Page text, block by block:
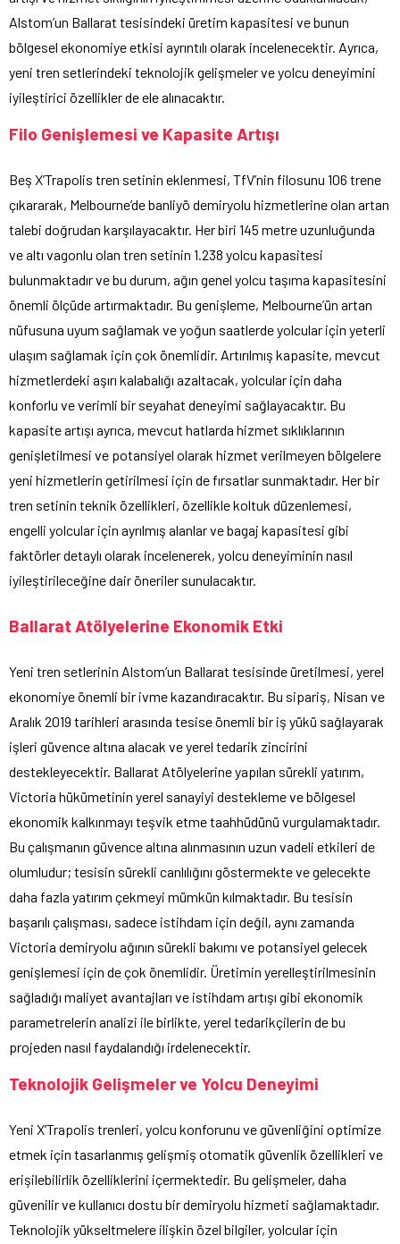
Alstom’un Ballarat tesisindeki üretim kapasitesi ve bunun
bölgesel ekonomiye etkisi ayrıntılı olarak incelenecektir. Ayrıca,
yeni tren setlerindeki teknolojik gelişmeler ve yolcu deneyimini
iyileştirici özellikler de ele alınacaktır.
Filo Genişlemesi ve Kapasite Artışı
Beş X’Trapolis tren setinin eklenmesi, TfV’nin filosunu 106 trene
çıkararak, Melbourne’de banliyö demiryolu hizmetlerine olan artan
talebi doğrudan karşılayacaktır. Her biri 145 metre uzunluğunda
ve altı vagonlu olan tren setinin 1.238 yolcu kapasitesi
bulunmaktadır ve bu durum, ağın genel yolcu taşıma kapasitesini
önemli ölçüde artırmaktadır. Bu genişleme, Melbourne’ün artan
nüfusuna uyum sağlamak ve yoğun saatlerde yolcular için yeterli
ulaşım sağlamak için çok önemlidir. Artırılmış kapasite, mevcut
hizmetlerdeki aşırı kalabalığı azaltacak, yolcular için daha
konforlu ve verimli bir seyahat deneyimi sağlayacaktır. Bu
kapasite artışı ayrıca, mevcut hatlarda hizmet sıklıklarının
genişletilmesi ve potansiyel olarak hizmet verilmeyen bölgelere
yeni hizmetlerin getirilmesi için de fırsatlar sunmaktadır. Her bir
tren setinin teknik özellikleri, özellikle koltuk düzenlemesi,
engelli yolcular için ayrılmış alanlar ve bagaj kapasitesi gibi
faktörler detaylı olarak incelenerek, yolcu deneyiminin nasıl
iyileştirileceğine dair öneriler sunulacaktır.
Ballarat Atölyelerine Ekonomik Etki
Yeni tren setlerinin Alstom’un Ballarat tesisinde üretilmesi, yerel
ekonomiye önemli bir ivme kazandıracaktır. Bu sipariş, Nisan ve
Aralık 2019 tarihleri arasında tesise önemli bir iş yükü sağlayarak
işleri güvence altına alacak ve yerel tedarik zincirini
destekleyecektir. Ballarat Atölyelerine yapılan sürekli yatırım,
Victoria hükümetinin yerel sanayiyi destekleme ve bölgesel
ekonomik kalkınmayı teşvik etme taahhüdünü vurgulamaktadır.
Bu çalışmanın güvence altına alınmasının uzun vadeli etkileri de
olumludur; tesisin sürekli canlılığını göstermekte ve gelecekte
daha fazla yatırım çekmeyi mümkün kılmaktadır. Bu tesisin
başarılı çalışması, sadece istihdam için değil, aynı zamanda
Victoria demiryolu ağının sürekli bakımı ve potansiyel gelecek
genişlemesi için de çok önemlidir. Üretimin yerelleştirilmesinin
sağladığı maliyet avantajları ve istihdam artışı gibi ekonomik
parametrelerin analizi ile birlikte, yerel tedarikçilerin de bu
projeden nasıl faydalandığı irdelenecektir.
Teknolojik Gelişmeler ve Yolcu Deneyimi
Yeni X’Trapolis trenleri, yolcu konforunu ve güvenliğini optimize
etmek için tasarlanmış gelişmiş otomatik güvenlik özellikleri ve
erişilebilirlik özelliklerini içermektedir. Bu gelişmeler, daha
güvenilir ve kullanıcı dostu bir demiryolu hizmeti sağlamaktadır.
Teknolojik yükseltmelere ilişkin özel bilgiler, yolcular için